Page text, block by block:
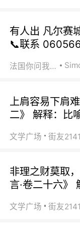
有人出 凡尔赛
📞联系
法国你问我答
上肩容易下肩
二》 解释：比
文学广场
非理之财莫取
言·卷二十六》
文学广场